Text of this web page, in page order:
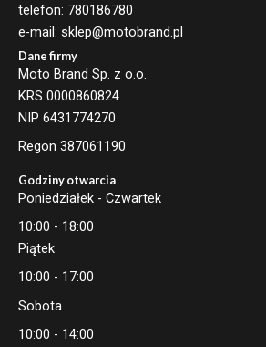
telefon: 780186780
e-mail: sklep@motobrand.pl
Dane firmy
Moto Brand Sp. z o.o.
KRS 0000860824
NIP 6431774270
Regon 387061190
Godziny otwarcia
Poniedziałek - Czwartek
10:00 - 18:00
Piątek
10:00 - 17:00
Sobota
10:00 - 14:00